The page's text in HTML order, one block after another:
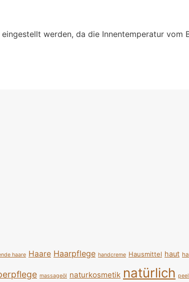
werden, da die Innentemperatur vom
haare Haare Haarpflege handcreme Hausmittel haut
massageöl naturkosmetik natürlich